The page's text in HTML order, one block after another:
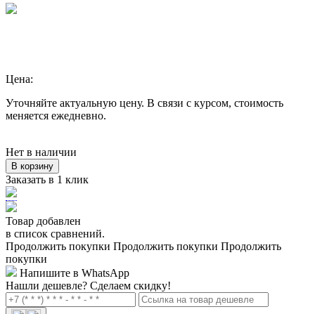
Цена:
Уточняйте актуальную цену. В связи с курсом, стоимость
меняется ежедневно.
Нет в наличии
В корзину
Заказать в 1 клик
Товар добавлен
в список сравнений.
Продолжить покупки Продолжить покупки Продолжить
покупки
Напишите в WhatsApp
Нашли дешевле? Сделаем скидку!